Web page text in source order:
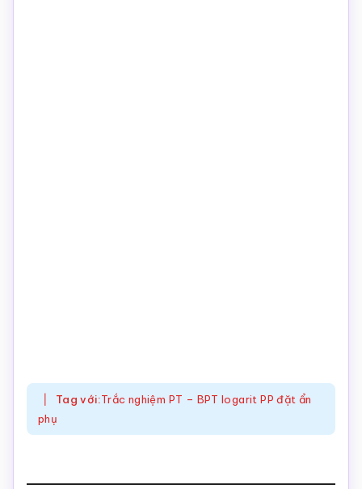
Tag với:Trắc nghiệm PT – BPT logarit PP đặt ẩn
phụ